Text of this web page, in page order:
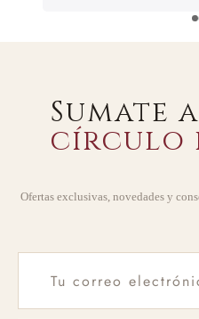
Sumate
círculo
Ofertas exclusivas, novedades y